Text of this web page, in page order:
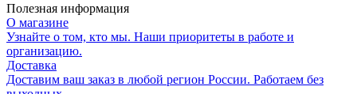
Полезная информация
О магазине
Узнайте о том, кто мы. Наши приоритеты в работе и
организацию.
Доставка
Доставим ваш заказ в любой регион России. Работаем без